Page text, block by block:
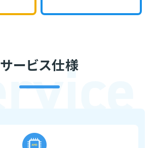
サービス仕様